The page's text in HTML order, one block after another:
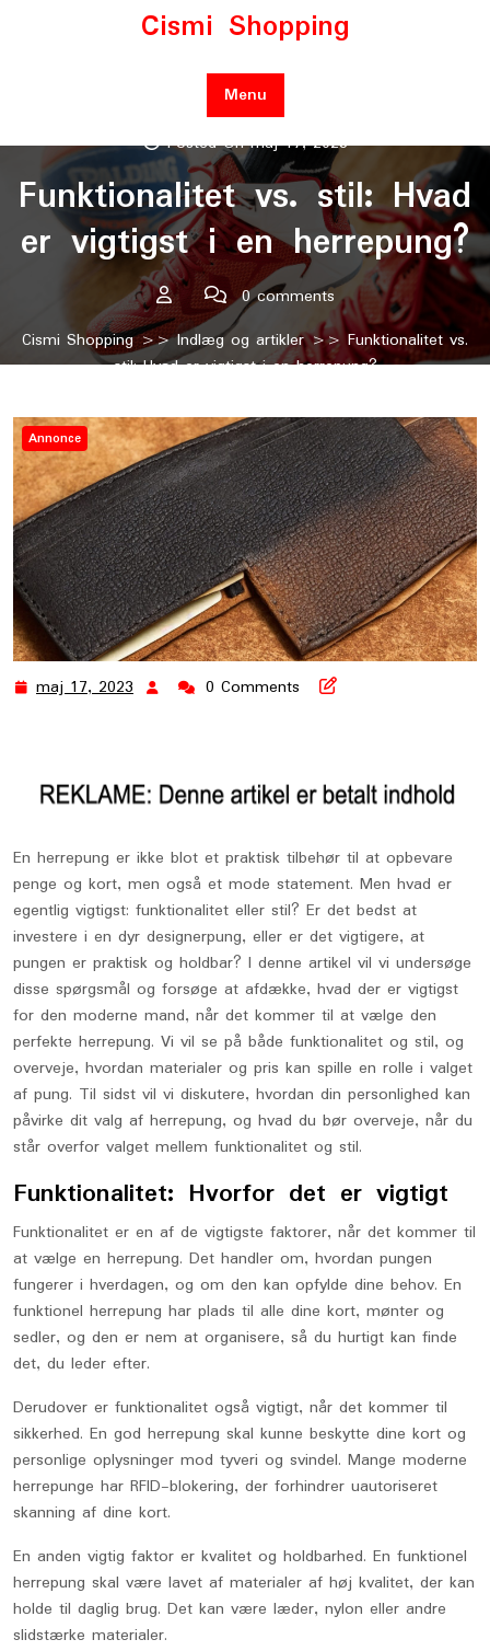
Cismi Shopping
Menu
Posted On maj 17, 2023
Funktionalitet vs. stil: Hvad
er vigtigst i en herrepung?
0 comments
Cismi Shopping>>Indlæg og artikler>> Funktionalitet vs.
stil: Hvad er vigtigst i en herrepung?
Annonce
maj 17, 2023 maj
0 Comments
En herrepung er ikke blot et praktisk tilbehør til at opbevare
penge og kort, men også et mode statement. Men hvad er
egentlig vigtigst: funktionalitet eller stil? Er det bedst at
investere i en dyr designerpung, eller er det vigtigere, at
pungen er praktisk og holdbar? I denne artikel vil vi undersøge
disse spørgsmål og forsøge at afdække, hvad der er vigtigst
for den moderne mand, når det kommer til at vælge den
perfekte herrepung. Vi vil se på både funktionalitet og stil, og
overveje, hvordan materialer og pris kan spille en rolle i valget
af pung. Til sidst vil vi diskutere, hvordan din personlighed kan
påvirke dit valg af herrepung, og hvad du bør overveje, når du
står overfor valget mellem funktionalitet og stil.
Funktionalitet: Hvorfor det er vigtigt
Funktionalitet er en af de vigtigste faktorer, når det kommer til
at vælge en herrepung. Det handler om, hvordan pungen
fungerer i hverdagen, og om den kan opfylde dine behov. En
funktionel herrepung har plads til alle dine kort, mønter og
sedler, og den er nem at organisere, så du hurtigt kan finde
det, du leder efter.
Derudover er funktionalitet også vigtigt, når det kommer til
sikkerhed. En god herrepung skal kunne beskytte dine kort og
personlige oplysninger mod tyveri og svindel. Mange moderne
herrepunge har RFID-blokering, der forhindrer uautoriseret
skanning af dine kort.
En anden vigtig faktor er kvalitet og holdbarhed. En funktionel
herrepung skal være lavet af materialer af høj kvalitet, der kan
holde til daglig brug. Det kan være læder, nylon eller andre
slidstærke materialer.